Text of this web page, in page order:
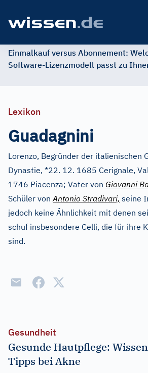
Einmalkauf versus Abonnement:
Software-Lizenzmodell passt zu
Lexikon
Guadagnini
Lorenzo, Begründer der italienischen
Dynastie, *22. 12. 1685 Cerignale,
1746 Piacenza; Vater von Giovanni
Schüler vonAntonio Stradivari, seine
jedoch keine Ähnlichkeit mit denen
schuf insbesondere Celli, die für ihre
sind.
Gesundheit
Gesunde Hautpflege:
Tipps bei Akne